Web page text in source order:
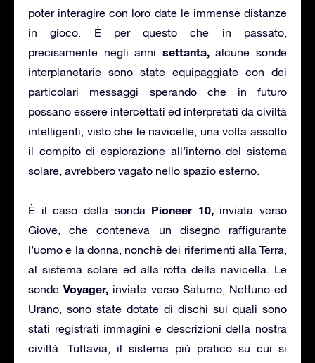
poter interagire con loro date le immense distanze
in gioco. É per questo che in passato,
precisamente negli anni settanta,alcune sonde
interplanetarie sono state equipaggiate con dei
particolari messaggi sperando che in futuro
possano essere intercettati ed interpretati da civiltà
intelligenti, visto che le navicelle, una volta assolto
il compito di esplorazione all’interno del sistema
solare, avrebbero vagato nello spazio esterno.
È il caso della sonda Pioneer 10,inviata verso
Giove, che conteneva un disegno raffigurante
l’uomo e la donna, nonchè dei riferimenti alla Terra,
al sistema solare ed alla rotta della navicella. Le
sondeVoyager, inviate verso Saturno, Nettuno ed
Urano, sono state dotate di dischi sui quali sono
stati registrati immagini e descrizioni della nostra
civiltà. Tuttavia, il sistema più pratico su cui si